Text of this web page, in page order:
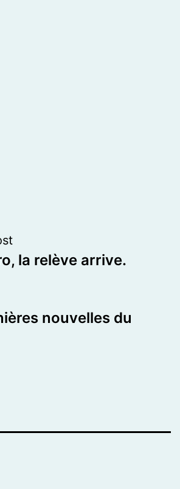
la relève arrive.
nouvelles du